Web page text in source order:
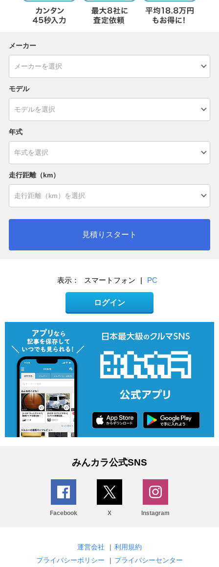
メーカー
モデル
年式
走行距離（km）
見積りスタート
表示： スマートフォン | PC
ログイン
みんカラ公式SNS
Facebook X Instagram
運営会社 | 利用規約
プライバシーポリシー
| プライバシーセンター